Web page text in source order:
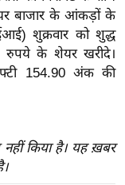
बाजार के आंकड़ों के
शुक्रवार को शुद्ध
रुपये के शेयर खरीदे।
154.90 अंक की
नहीं किया है। यह ख़बर